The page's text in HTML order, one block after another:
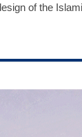
of the